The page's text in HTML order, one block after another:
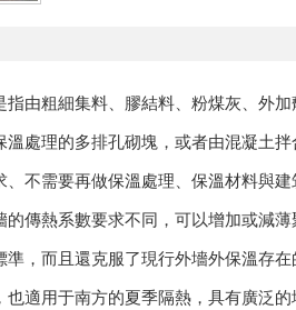
指由粗細集料、膠結料、粉煤灰、外
溫處理的多排孔砌塊，或者由混凝土
不需要再做保溫處理、保溫材料與建
的傳熱系數要求不同，可以增加或減
準，而且還克服了現行外墻外保溫存
也適用于南方的夏季隔熱，具有廣泛